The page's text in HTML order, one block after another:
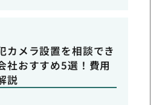
カメラ設置を相談でき
社おすすめ5選！費用
説